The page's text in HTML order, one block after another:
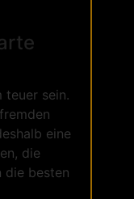
teuer sein.
eine
die
die besten